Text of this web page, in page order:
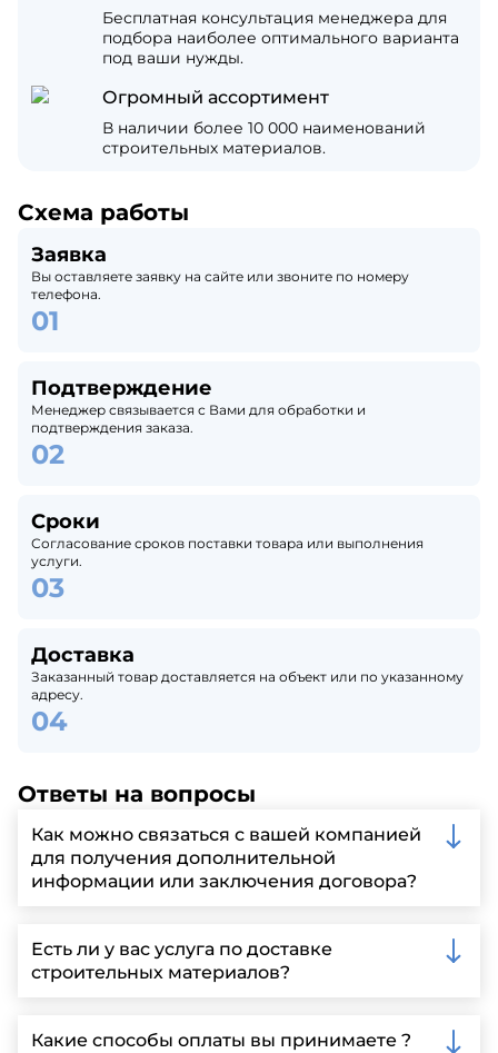
Бесплатная консультация менеджера для
подбора наиболее оптимального варианта
под ваши нужды.
Огромный ассортимент
В наличии более 10 000 наименований
строительных материалов.
Схема работы
Заявка
Вы оставляете заявку на сайте или звоните по номеру
телефона.
Подтверждение
Менеджер связывается с Вами для обработки и
подтверждения заказа.
Сроки
Согласование сроков поставки товара или выполнения
услуги.
Доставка
Заказанный товар доставляется на объект или по указанному
адресу.
Ответы на вопросы
Как можно связаться с вашей компанией
для получения дополнительной
информации или заключения договора?
запрос через нашу официальную почту или
заполнить форму на нашем сайте для более
детальной информации и организации встречи.
Есть ли у вас услуга по доставке
строительных материалов?
Ленинградской области, у нас собственный
Какие способы оплаты вы принимаете ?